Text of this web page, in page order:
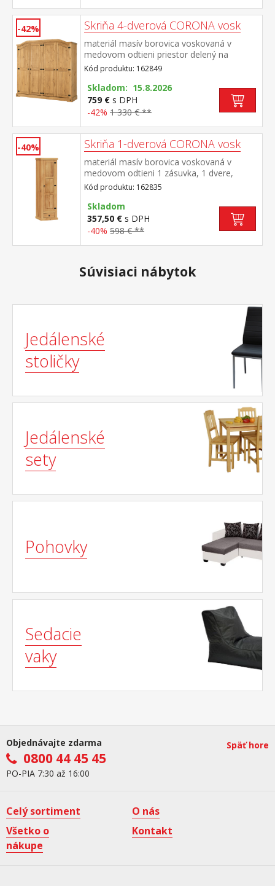
-42% Skriňa 4-dverová CORONA vosk
materiál masív borovica voskovaná v
medovom odtieni priestor delený na
polovice v ľavej časti šatníková tyč a polica
na klobúky v pravej časti vľavo šatníková
tyč a polica na klobúky, vpravo 3 police z
toho 2 variabilné kovové ozdobné
úchytky súčasť zostavy Corona
Kód produktu: 162849
Skladom: 15.8.2026
759 € s DPH
-42% 1 330 € **
-40% Skriňa 1-dverová CORONA vosk
materiál masív borovica voskovaná v
medovom odtieni 1 zásuvka, 1 dvere,
kovové ozdobné úchytky 3 police z toho 2
variabilné súčasť zostavy Corona
Kód produktu: 162835
Skladom
357,50 € s DPH
-40% 598 € **
Súvisiaci nábytok
Jedálenské
stoličky
Jedálenské
sety
Pohovky
Sedacie
vaky
Objednávajte zdarma
0800 44 45 45
PO-PIA 7:30 až 16:00
Späť hore
Celý sortiment
O nás
Všetko o
nákupe
Kontakt